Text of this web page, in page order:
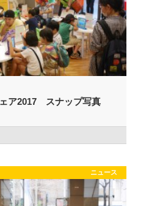
ア2017 スナップ写真
ニュース